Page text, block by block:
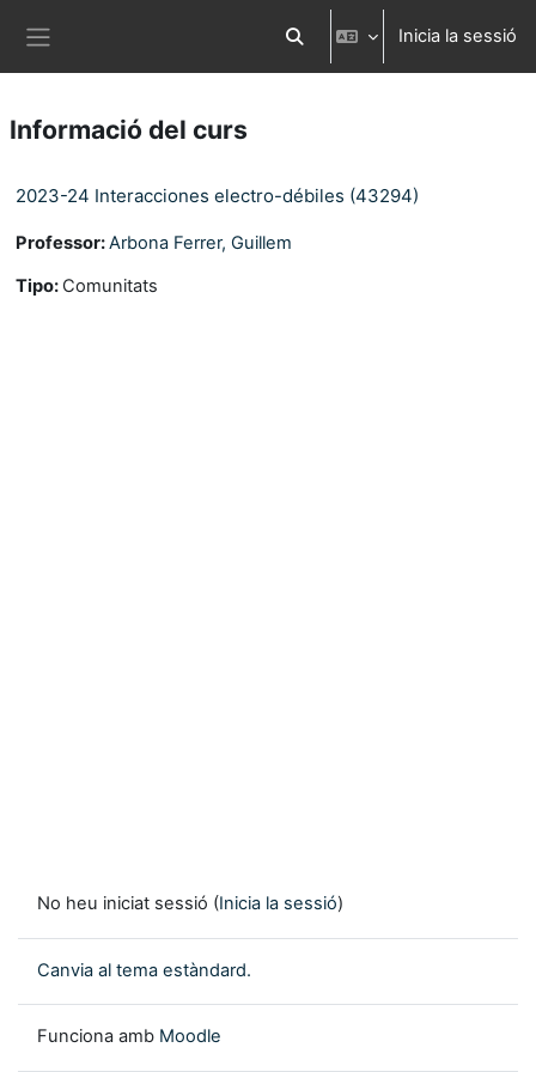
Commuta l'entrada de la cerca
Inicia la sessió
Informació del curs
2023-24 Interacciones electro-débiles (43294)
Professor:Arbona Ferrer, Guillem
Tipo: Comunitats
No heu iniciat sessió (Inicia la sessió)
Canvia al tema estàndard.
Funciona amb Moodle